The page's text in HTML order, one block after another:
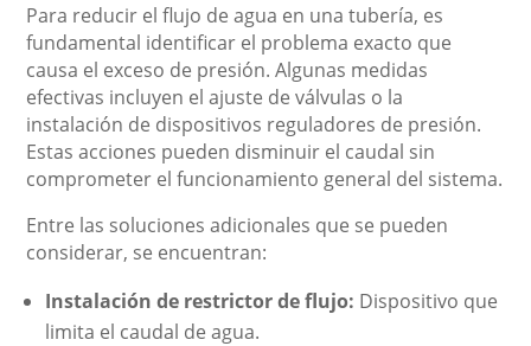
Para reducir el flujo de agua en una tubería, es
fundamental identificar el problema exacto que
causa el exceso de presión. Algunas medidas
efectivas incluyen el ajuste de válvulas o la
instalación de dispositivos reguladores de presión.
Estas acciones pueden disminuir el caudal sin
comprometer el funcionamiento general del sistema.
Entre las soluciones adicionales que se pueden
considerar, se encuentran:
Instalación de restrictor de flujo: Dispositivo que
limita el caudal de agua.